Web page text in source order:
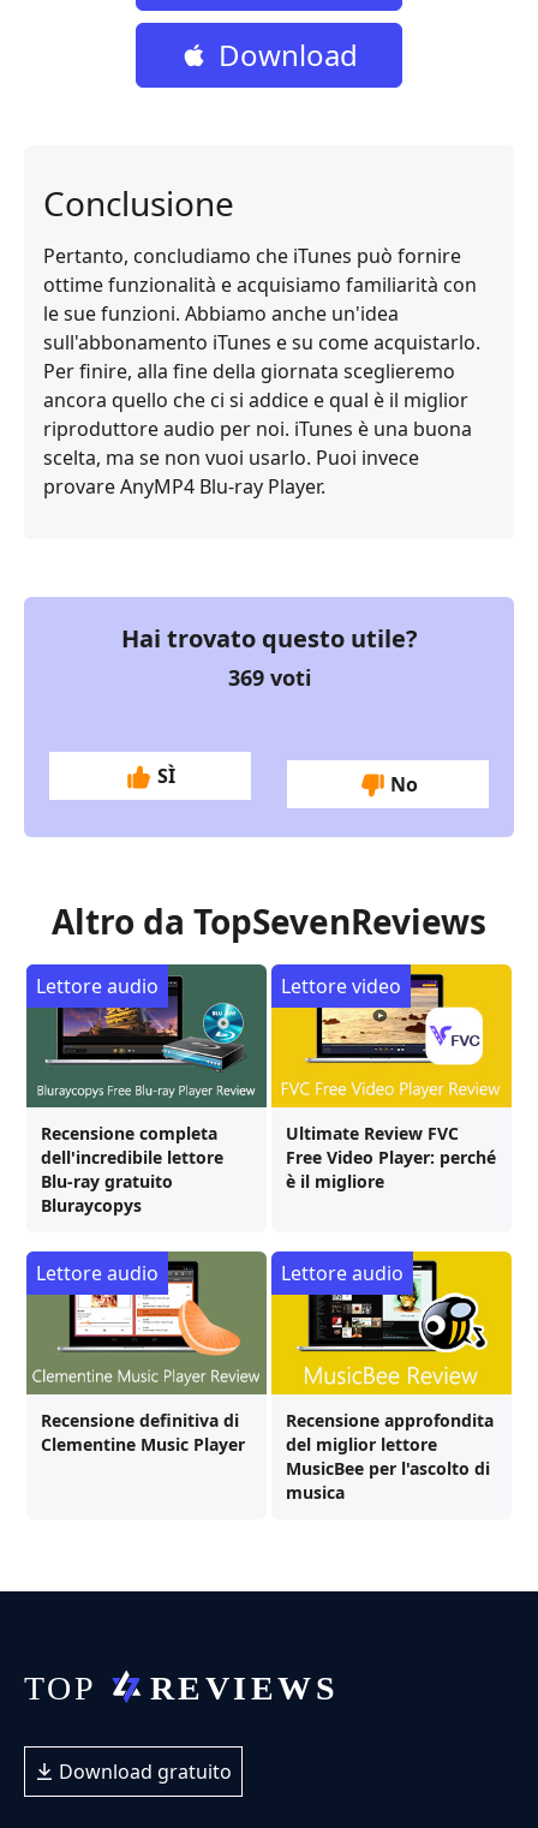
gratuito
Download
Conclusione
Pertanto, concludiamo che iTunes può fornire
ottime funzionalità e acquisiamo familiarità con
le sue funzioni. Abbiamo anche un'idea
sull'abbonamento iTunes e su come acquistarlo.
Per finire, alla fine della giornata sceglieremo
ancora quello che ci si addice e qual è il miglior
riproduttore audio per noi. iTunes è una buona
scelta, ma se non vuoi usarlo. Puoi invece
provare AnyMP4 Blu-ray Player.
Hai trovato questo utile?
369voti
SÌ No
Altro da TopSevenReviews
Recensione completa
dell'incredibile lettore
Blu-ray gratuito
Bluraycopys
Lettore audio
Ultimate Review FVC
Free Video Player: perché
è il migliore
Lettore video
Recensione definitiva di
Clementine Music Player
Lettore audio
Recensione approfondita
del miglior lettore
MusicBee per l'ascolto di
musica
Lettore audio
Download gratuito